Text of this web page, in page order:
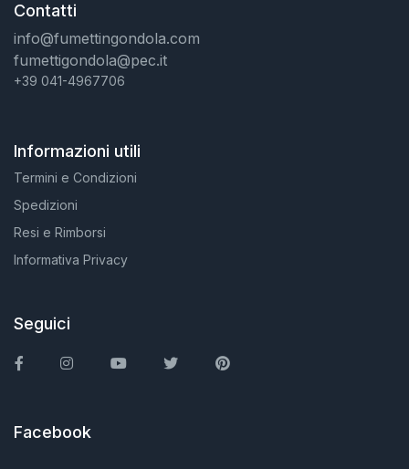
Contatti
info@fumettingondola.com
fumettigondola@pec.it
+39 041-4967706
Informazioni utili
Termini e Condizioni
Spedizioni
Resi e Rimborsi
Informativa Privacy
Seguici
FacebookInstagramYou TubeTwitter Pinterest
Facebook